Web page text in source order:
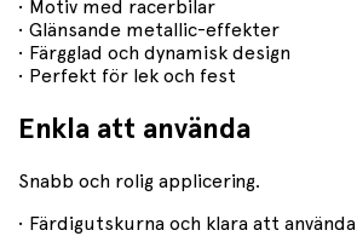
• Motiv med racerbilar
• Glänsande metallic-effekter
• Färgglad och dynamisk design
• Perfekt för lek och fest
Enkla att använda
Snabb och rolig applicering.
• Färdigutskurna och klara att använda